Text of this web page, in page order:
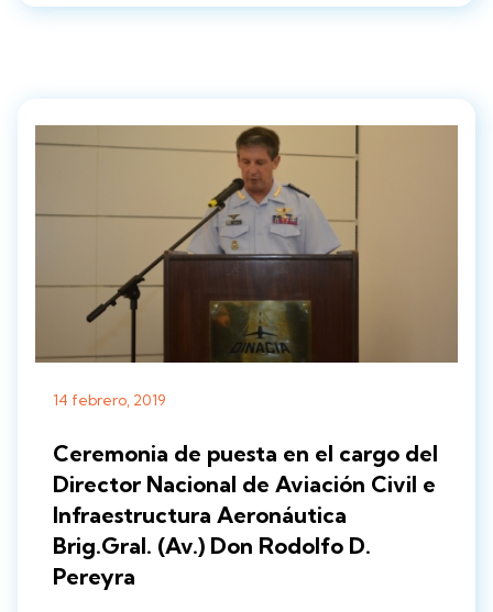
14 febrero, 2019
Ceremonia de puesta en el cargo del
Director Nacional de Aviación Civil e
Infraestructura Aeronáutica
Brig.Gral. (Av.) Don Rodolfo D.
Pereyra